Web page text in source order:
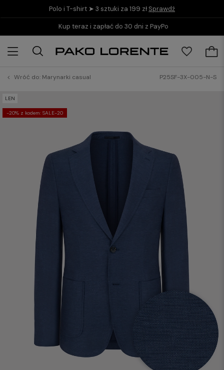
Polo i T-shirt ➤ 3 sztuki za 199 zł Sprawdź
Kup teraz i zapłać do 30 dni z PayPo
Wróć do: Marynarki casual P25SF-3X-005-N-S
LEN
-20% z kodem: SALE-20